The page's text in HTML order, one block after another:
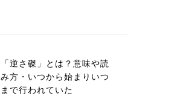
「逆さ磔」とは？意味や読
み方・いつから始まりいつ
まで行われていた